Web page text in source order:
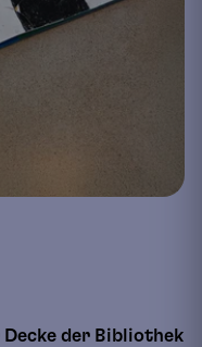
Decke der Bibliothek